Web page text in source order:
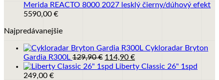
Merida REACTO 8000 2027 lesklý čierny/dúhový efekt
5590,00 €
Najpredávanejšie
Cykloradar Bryton
Gardia R300L 129,90€ Pôvodná
cena
114,90 €Aktuálna
cena
Liberty Classic 26" 1spd
249,00 €